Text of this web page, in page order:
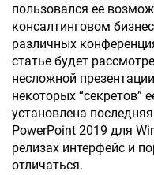
пользовался ее
консалтинговом
различных
статье будет
несложной
некоторых “секретов”
установлена
PowerPoint 2019 для
релизах интерфейс и
отличаться.